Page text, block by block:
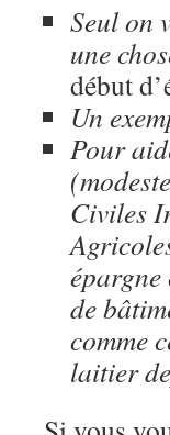
Seul on
une
début
Un
Pour
Civiles
épargne
de
comme
laitier